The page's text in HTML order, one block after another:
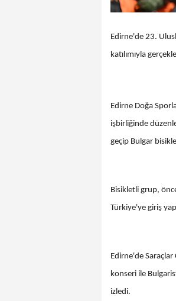
Edirne'de 23.
katılımıyla
Edirne Doğa
işbirliğinde
geçip Bulgar
Bisikletli grup,
Türkiye'ye giriş
Edirne'de
konseri ile
izledi.